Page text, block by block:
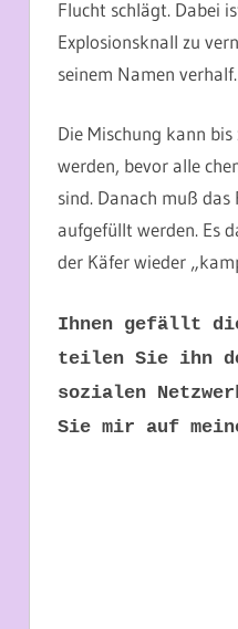
Flucht schlägt. Dabei
Explosionsknall zu
seinem Namen verhalf.
Die Mischung kann
werden, bevor alle
sind. Danach muß
aufgefüllt werden. Es
der Käfer wieder
Ihnen gefällt
teilen Sie ihn
sozialen
Sie mir auf